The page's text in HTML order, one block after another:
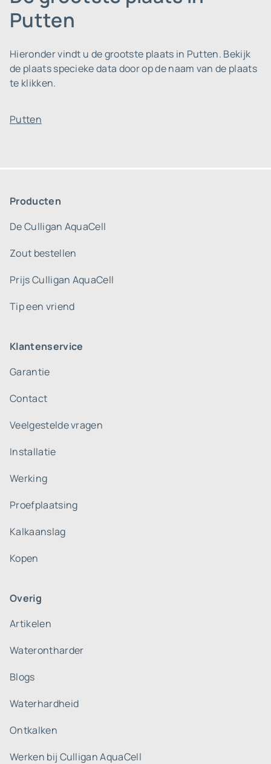
Putten
Hieronder vindt u de grootste plaats in Putten. Bekijk
de plaats specieke data door op de naam van de plaats
te klikken.
Putten
Producten
De Culligan AquaCell
Zout bestellen
Prijs Culligan AquaCell
Tip een vriend
Klantenservice
Garantie
Contact
Veelgestelde vragen
Installatie
Werking
Proefplaatsing
Kalkaanslag
Kopen
Overig
Artikelen
Waterontharder
Blogs
Waterhardheid
Ontkalken
Werken bij Culligan AquaCell